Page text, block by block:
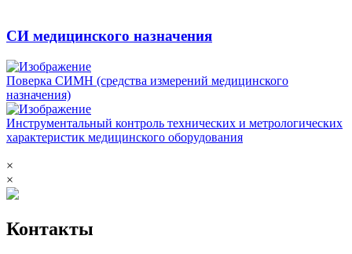
СИ медицинского назначения
Поверка СИМН (средства измерений медицинского
назначения)
Инструментальный контроль технических и метрологических
характеристик медицинского оборудования
×
×
Контакты